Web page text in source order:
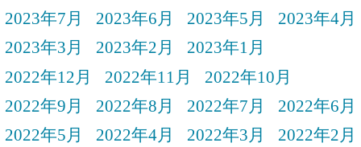
2023年7月
2023年6月 2023年5月
2023年4月
2023年3月
2023年2月
2023年1月
2022年12月
2022年11月
2022年10月
2022年9月
2022年8月 2022年7月
2022年6月
2022年5月
2022年4月 2022年3月
2022年2月